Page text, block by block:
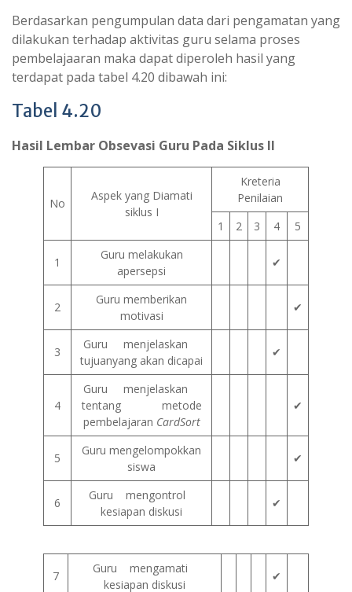
Berdasarkan pengumpulan data dari pengamatan yang
dilakukan terhadap aktivitas guru selama proses
pembelajaaran maka dapat diperoleh hasil yang
terdapat pada tabel 4.20 dibawah ini:
Tabel 4.20
Hasil Lembar Obsevasi Guru Pada Siklus II
No
Aspek yang Diamati
siklus I
Kreteria
Penilaian
1
2 3 4 5
1
Guru melakukan
apersepsi
✔
2
Guru memberikan
motivasi
✔
3
Guru menjelaskan
tujuanyang akan dicapai
✔
4
Guru menjelaskan
tentang metode
pembelajaran CardSort
✔
5
Guru mengelompokkan
siswa
✔
6
Guru mengontrol
kesiapan diskusi
✔
7
Guru mengamati
kesiapan diskusi
✔